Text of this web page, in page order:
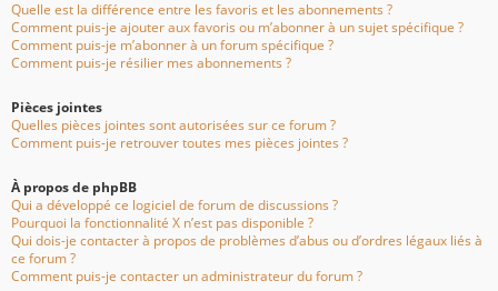
Quelle est la différence entre les favoris et les abonnements ?
Comment puis-je ajouter aux favoris ou m’abonner à un sujet spécifique ?
Comment puis-je m’abonner à un forum spécifique ?
Comment puis-je résilier mes abonnements ?
Pièces jointes
Quelles pièces jointes sont autorisées sur ce forum ?
Comment puis-je retrouver toutes mes pièces jointes ?
À propos de phpBB
Qui a développé ce logiciel de forum de discussions ?
Pourquoi la fonctionnalité X n’est pas disponible ?
Qui dois-je contacter à propos de problèmes d’abus ou d’ordres légaux liés à
ce forum ?
Comment puis-je contacter un administrateur du forum ?